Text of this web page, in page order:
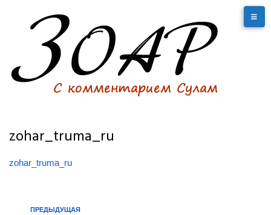
zohar_truma_ru
zohar_truma_ru
ПРЕДЫДУЩАЯ